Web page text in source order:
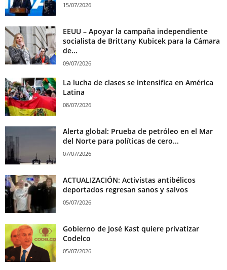
15/07/2026
EEUU – Apoyar la campaña independiente
socialista de Brittany Kubicek para la Cámara
de...
09/07/2026
La lucha de clases se intensifica en América
Latina
08/07/2026
Alerta global: Prueba de petróleo en el Mar
del Norte para políticas de cero...
07/07/2026
ACTUALIZACIÓN: Activistas antibélicos
deportados regresan sanos y salvos
05/07/2026
Gobierno de José Kast quiere privatizar
Codelco
05/07/2026